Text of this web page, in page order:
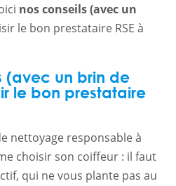
nos conseils (avec un
le bon prestataire RSE à
(avec un brin de
le bon prestataire
nettoyage responsable à
choisir son coiffeur : il faut
qui ne vous plante pas au